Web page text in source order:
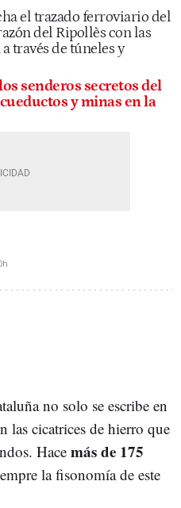
el trazado ferroviario del
del Ripollès con las
través de túneles y
senderos secretos del
y minas en la
no solo se escribe en
las cicatrices de hierro que
Hace más de 175
la fisonomía de este